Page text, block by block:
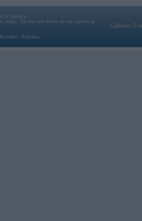
darbojas
maija. Tas nav auto klubs un nav saistīts ar
Kontakti Reklāma
Galvena